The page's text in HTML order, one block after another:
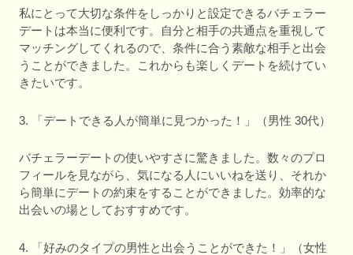
私にとって大切な条件をしっかりと設定できるバチェラー
デートは本当に便利です。自分と相手の共通点を重視して
マッチングしてくれるので、条件に合う素敵な相手と出会
うことができました。これからも楽しくデートを続けてい
きたいです。
3. 「デートできる人が簡単に見つかった！」（男性 30代）
バチェラーデートの使いやすさに驚きました。数々のプロ
フィールを見ながら、気になる人にいいねを送り、それか
ら簡単にデートの約束をすることができました。効率的な
出会いの場としておすすめです。
4. 「好みのタイプの男性と出会うことができた！」（女性